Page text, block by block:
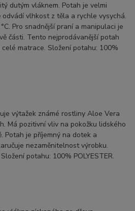
dutým vláknem. Potah je velmi
vlhkost z těla a rychle vysychá.
Pro snadnější praní a manipulaci je
části. Tento nejprodávanější potah
matrace. Složení potahu: 100%
výtažek známé rostliny Aloe Vera
Má pozitivní vliv na pokožku lidského
Potah je příjemný na dotek a
nezaměnitelnost výrobku.
potahu: 100% POLYESTER.